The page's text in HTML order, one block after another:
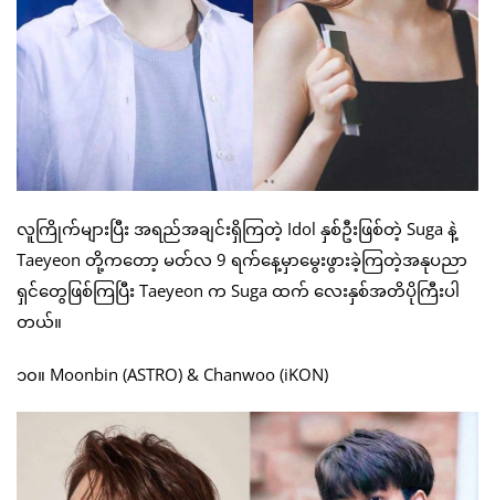
လူကြိုက်များပြီး အရည်အချင်းရှိကြတဲ့ Idol နှစ်ဦးဖြစ်တဲ့ Suga နဲ့
Taeyeon တို့ကတော့ မတ်လ 9 ရက်နေ့မှာမွေးဖွားခဲ့ကြတဲ့အနုပညာ
ရှင်တွေဖြစ်ကြပြီး Taeyeon က Suga ထက် လေးနှစ်အတိပိုကြီးပါ
တယ်။
၁၀။ Moonbin (ASTRO) & Chanwoo (iKON)